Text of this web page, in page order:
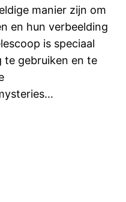
manier zijn om
en hun verbeelding
is speciaal
te gebruiken en te